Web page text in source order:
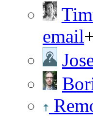
email